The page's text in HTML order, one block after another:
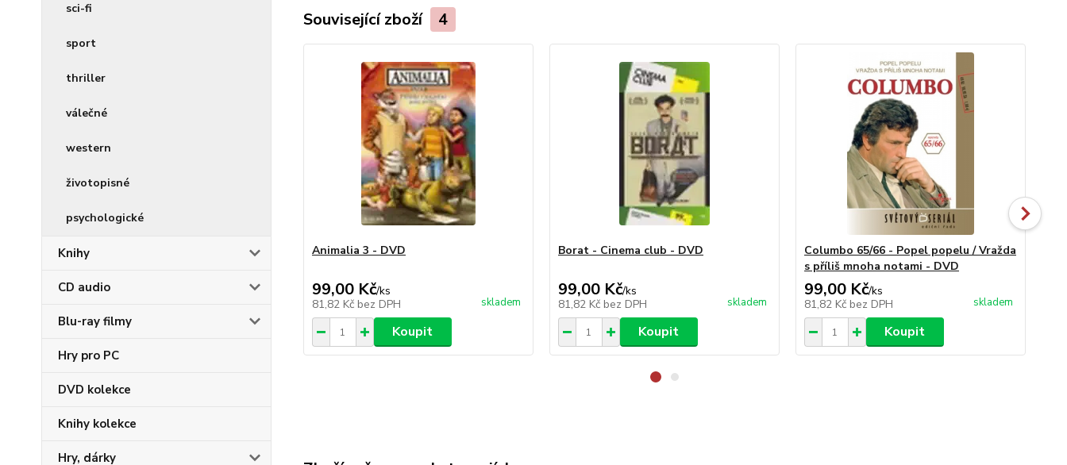
sci-fi
sport
thriller
válečné
western
životopisné
psychologické
Knihy
CD audio
Blu-ray filmy
Hry pro PC
DVD kolekce
Knihy kolekce
Hry, dárky
Související zboží 4
Animalia 3 - DVD
99,00 Kč/ks
81,82 Kč bez DPH skladem
Koupit
Borat - Cinema club - DVD
99,00 Kč/ks
81,82 Kč bez DPH skladem
Koupit
Columbo 65/66 - Popel popelu / Vražda
s příliš mnoha notami - DVD
99,00 Kč/ks
81,82 Kč bez DPH skladem
Koupit